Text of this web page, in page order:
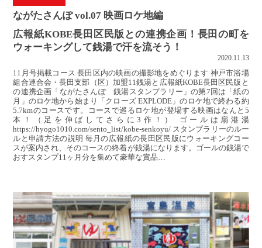
ながたさんぽ vol.07 映画ロケ地編
広報紙KOBE長田区民版との連携企画！長田の町を
ウォーキングして銭湯で汗を流そう！
2020.11.13
11月号掲載コース 長田区内の映画の撮影地をめぐります 神戸市浴場
組合連合会・長田支部（区）加盟11銭湯と広報紙KOBE長田区民版と
の連携企画「ながたさんぽ 銭湯スタンプラリー」の第7回は「紙の
月」のロケ地から始まり「クローズ EXPLODE」のロケ地で終わる約
5.7kmのコースです。コースで巡るロケ地が登場する映画はなんと5
本！（足を伸ばしてさらに3作！） ゴールは扇港湯
https://hyogo1010.com/sento_list/kobe-senkoyu/ スタンプラリーのルー
ルと申請方法の説明 毎月の広報紙の長田区民版にウォーキングコー
スが案内され、そのコースの終着が銭湯になります。ゴールの銭湯で
おすスタンプ11ヶ月分を集めて豪華な賞品…